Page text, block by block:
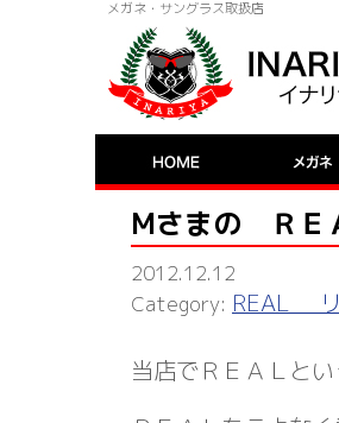
メガネ・サングラス取扱店
Mさまの ＲＥ
2012.12.12
REAL
当店でＲＥＡＬと